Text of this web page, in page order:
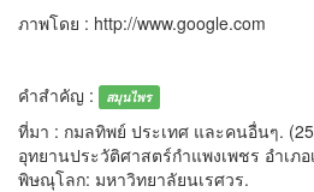
ภาพโดย : http://www.google.com
คำสำคัญ : สมุนไพร
ที่มา : กมลทิพย์ ประเทศ และคนอื่นๆ.
อุทยานประวัติศาสตร์กำแพงเพชร อำเภ
พิษณุโลก: มหาวิทยาลัยนเรศวร.